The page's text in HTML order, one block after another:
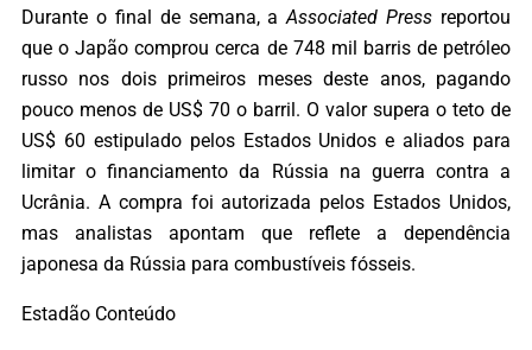
Durante o final de semana, aAssociated Press reportou
que o Japão comprou cerca de 748 mil barris de petróleo
russo nos dois primeiros meses deste anos, pagando
pouco menos de US$ 70 o barril. O valor supera o teto de
US$ 60 estipulado pelos Estados Unidos e aliados para
limitar o financiamento da Rússia na guerra contra a
Ucrânia. A compra foi autorizada pelos Estados Unidos,
mas analistas apontam que reflete a dependência
japonesa da Rússia para combustíveis fósseis.
Estadão Conteúdo